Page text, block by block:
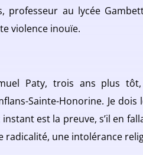
professeur au lycée
violence inouïe.
Paty, trois ans plus
Sainte-Honorine. Je
instant est la preuve, s’il en
radicalité, une intolérance